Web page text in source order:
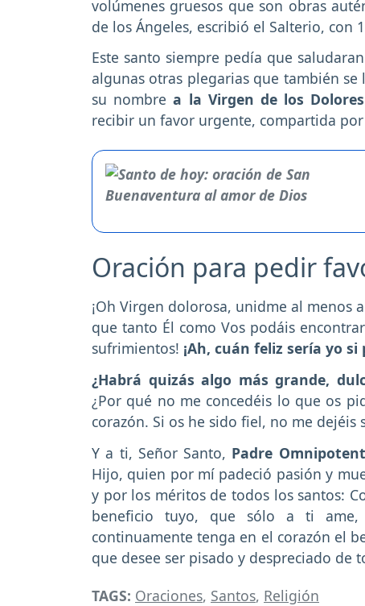
volúmenes gruesos que son obras
de los Ángeles, escribió el Salterio, con
Este santo siempre pedía que
algunas otras plegarias que también
su nombre a la Virgen de los
recibir un favor urgente, compartida por
Oración para pedir
¡Oh Virgen dolorosa, unidme al menos
que tanto Él como Vos podáis
sufrimientos! ¡Ah, cuán feliz sería yo
¿Habrá quizás algo más grande,
¿Por qué no me concedéis lo que os
corazón. Si os he sido fiel, no me
Y a ti, Señor Santo, Padre
Hijo, quien por mí padeció pasión y
y por los méritos de todos los santos:
beneficio tuyo, que sólo a ti
continuamente tenga en el corazón el
que desee ser pisado y despreciado de
TAGS: Oraciones, Santos, Religión